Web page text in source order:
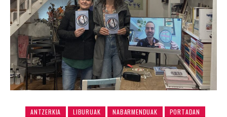
ANTZERKIA LIBURUAK NABARMENDUAK PORTADAN